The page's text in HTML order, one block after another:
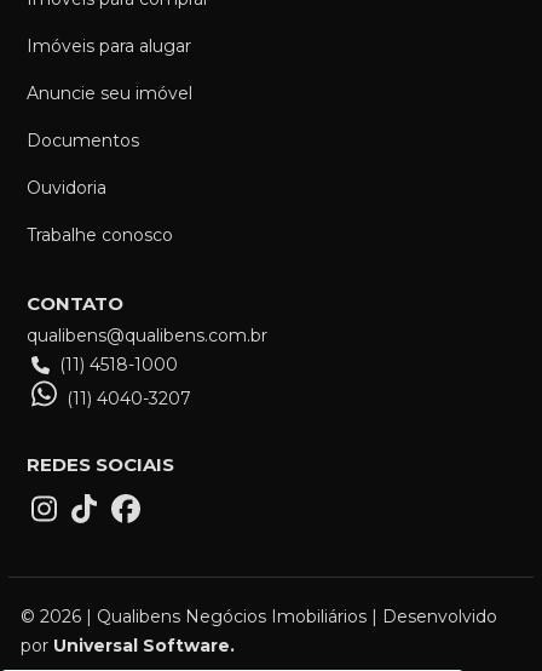
Imóveis para alugar
Anuncie seu imóvel
Documentos
Ouvidoria
Trabalhe conosco
CONTATO
qualibens@qualibens.com.br
(11) 4518-1000
(11) 4040-3207
REDES SOCIAIS
© 2026 | Qualibens Negócios Imobiliários | Desenvolvido
por Universal Software.